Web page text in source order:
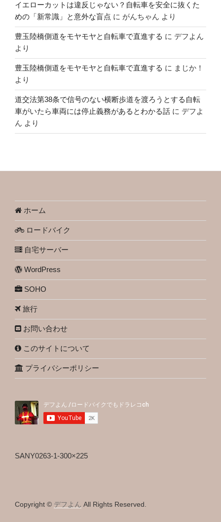
イエローカットは違反じゃない？自転車を安全に抜くた
めの「新常識」と意外な盲点 に がんちゃん より
豊玉陸橋側道をモヤモヤと自転車で直進する に デフよん
より
豊玉陸橋側道をモヤモヤと自転車で直進する に まじか！
より
道交法第38条で信号のない横断歩道を渡ろうとする自転
車がいたら車両には停止義務があるとわかる話 に デフよ
ん より
ホーム
ロードバイク
自宅サーバー
WordPress
SOHO
旅行
お問い合わせ
このサイトについて
プライバシーポリシー
SANY0263-1-300×225
Copyright © デフよん All Rights Reserved.